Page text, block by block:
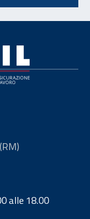
alle 18.00